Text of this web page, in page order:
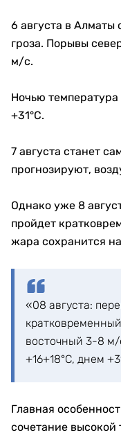
6 августа в
гроза. Порывы
м/с.
Ночью температура
+31°C.
7 августа станет
прогнозируют,
Однако уже 8
пройдет
жара сохранится
«08 августа:
восточный 3-8 м/
+16+18°С, днем
Главная
сочетание высокой